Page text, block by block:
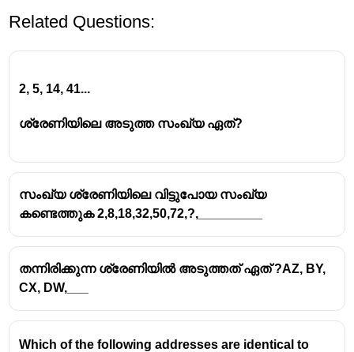
Related Questions:
2, 5, 14, 41...
ശ്രേണിയിലെ അടുത്ത സംഖ്യ ഏത്?
സംഖ്യ ശ്രേണിയിലെ വിട്ടുപോയ സംഖ്യ
കണ്ടെത്തുക 2,8,18,32,50,72,?,_________
തന്നിരിക്കുന്ന ശ്രേണിയിൽ അടുത്തത് ഏത് ?AZ, BY,
CX, DW,___
Which of the following addresses are identical to